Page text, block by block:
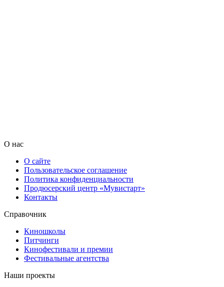
О нас
О сайте
Пользовательское соглашение
Политика конфиденциальности
Продюсерский центр «Мувистарт»
Контакты
Справочник
Киношколы
Питчинги
Кинофестивали и премии
Фестивальные агентства
Наши проекты